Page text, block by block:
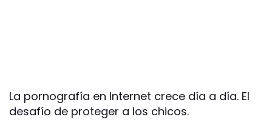
La pornografía en Internet crece día a día. El
desafío de proteger a los chicos.